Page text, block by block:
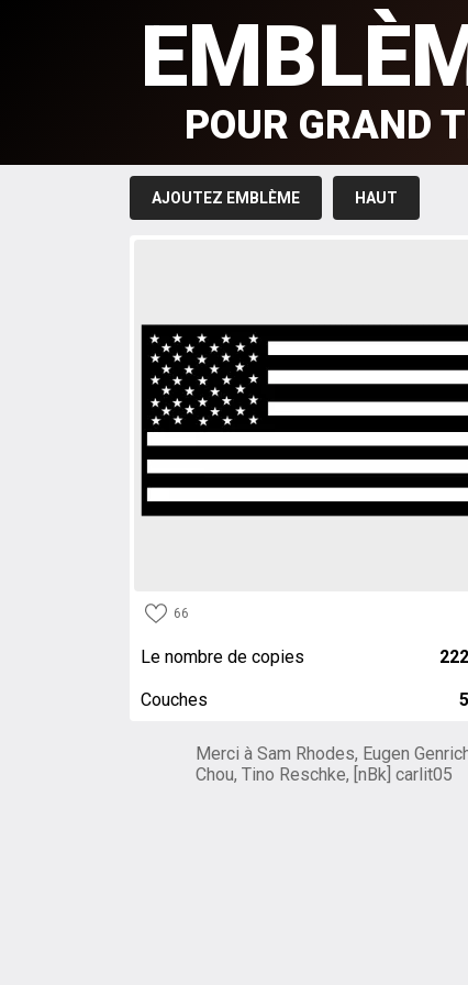
POUR GRAND
AJOUTEZ EMBLÈME HAUT
66
Le nombre de copies
Couches
Merci à Sam Rhodes, Eugen
Chou, Tino Reschke, [nBk] carlit05